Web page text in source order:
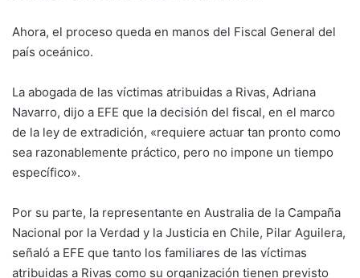
Ahora, el proceso queda en manos del Fiscal General del
país oceánico.
La abogada de las víctimas atribuidas a Rivas, Adriana
Navarro, dijo a EFE que la decisión del fiscal, en el marco
de la ley de extradición, «requiere actuar tan pronto como
sea razonablemente práctico, pero no impone un tiempo
específico».
Por su parte, la representante en Australia de la Campaña
Nacional por la Verdad y la Justicia en Chile, Pilar Aguilera,
señaló a EFE que tanto los familiares de las víctimas
atribuidas a Rivas como su organización tienen previsto